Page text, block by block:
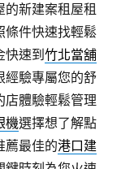
新建案租屋租
條件快速找輕鬆
快速到竹北當舖
經驗專屬您的舒
店體驗輕鬆管理
機選擇想了解點
薦最佳的港口建